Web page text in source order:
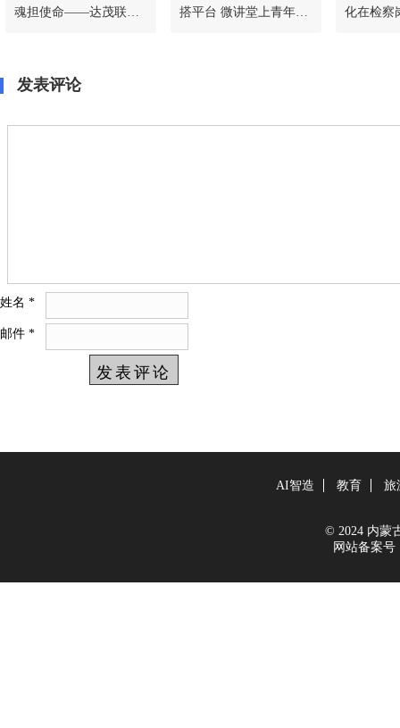
魂担使命——达茂联合
搭平台 微讲堂上青年检
化在检察
发表评论
姓名 *
邮件 *
AI智造 教育 旅
© 2024 内蒙
网站备案号